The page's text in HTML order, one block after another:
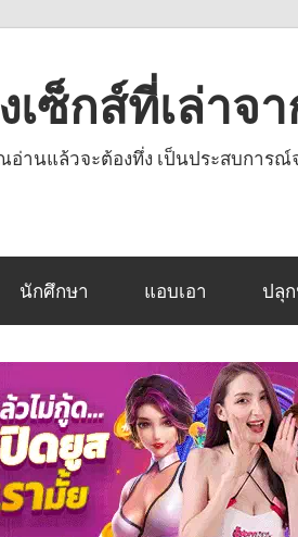
งเซ็กส์ที่เล่า
ณอ่านแล้วจะต้องทึ่ง เป็นประสบกา
นักศึกษา แอบเอา ปลุ